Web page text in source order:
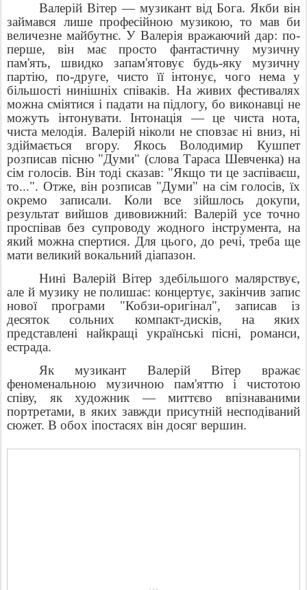
Валерій Вітер — музикант від Бога. Якби він
займався лише професійною музикою, то мав би
величезне майбутнє. У Валерія вражаючий дар: по-
перше, він має просто фантастичну музичну
пам'ять, швидко запам'ятовує будь-яку музичну
партію, по-друге, чисто її інтонує, чого нема у
більшості нинішніх співаків. На живих фестивалях
можна сміятися і падати на підлогу, бо виконавці не
можуть інтонувати. Інтонація — це чиста нота,
чиста мелодія. Валерій ніколи не сповзає ні вниз, ні
здіймається вгору. Якось Володимир Кушпет
розписав пісню "Думи" (слова Тараса Шевченка) на
сім голосів. Він тоді сказав: "Якщо ти це заспіваєш,
то...". Отже, він розписав "Думи" на сім голосів, їх
окремо записали. Коли все зійшлось докупи,
результат вийшов дивовижний: Валерій усе точно
проспівав без супроводу жодного інструмента, на
який можна спертися. Для цього, до речі, треба ще
мати великий вокальний діапазон.
Нині Валерій Вітер здебільшого малярствує,
але й музику не полишає: концертує, закінчив запис
нової програми "Кобзи-оригінал", записав із
десяток сольних компакт-дисків, на яких
представлені найкращі українські пісні, романси,
естрада.
Як музикант Валерій Вітер вражає
феноменальною музичною пам'яттю і чистотою
співу, як художник — миттєво впізнаваними
портретами, в яких завжди присутній несподіваний
сюжет. В обох іпостасях він досяг вершин.